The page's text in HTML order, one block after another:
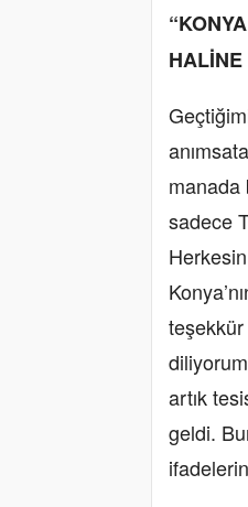
HALİNE
manada
sadece
artık
geldi.